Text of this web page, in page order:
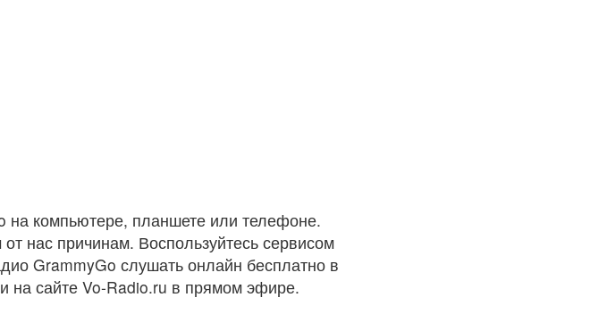
компьютере, планшете или телефоне.
нас причинам. Воспользуйтесь сервисом
GrammyGo слушать онлайн бесплатно в
на сайте Vo-Radio.ru в прямом эфире.